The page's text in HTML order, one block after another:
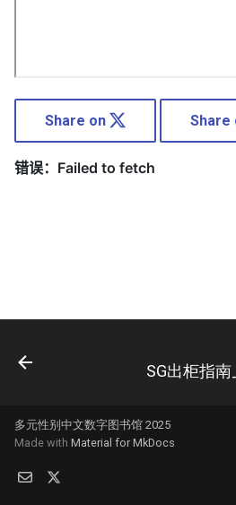
Share on Share
SG出柜指
多元性别中文数字图书馆 2025
Made with Material for MkDocs